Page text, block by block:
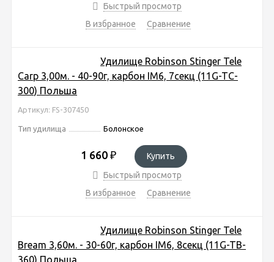
Быстрый просмотр
В избранное
Сравнение
Удилище Robinson Stinger Tele
Carp 3,00м. - 40-90г, карбон IM6, 7секц (11G-TC-
300) Польша
Артикул: FS-307450
Тип удилища Болонское
1 660 ₽
Купить
Быстрый просмотр
В избранное
Сравнение
Удилище Robinson Stinger Tele
Bream 3,60м. - 30-60г, карбон IM6, 8секц (11G-TB-
360) Польша